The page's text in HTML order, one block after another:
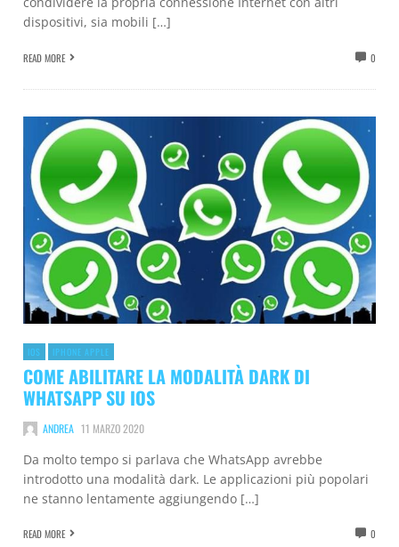
dispositivi, sia mobili […]
READ MORE 0
IOS IPHONE APPLE
COME ABILITARE LA MODALITÀ DARK DI
WHATSAPP SU IOS
ANDREA 11 MARZO 2020
Da molto tempo si parlava che WhatsApp avrebbe
introdotto una modalità dark. Le applicazioni più popolari
ne stanno lentamente aggiungendo […]
READ MORE 0